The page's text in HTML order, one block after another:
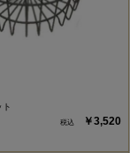
￥3,520